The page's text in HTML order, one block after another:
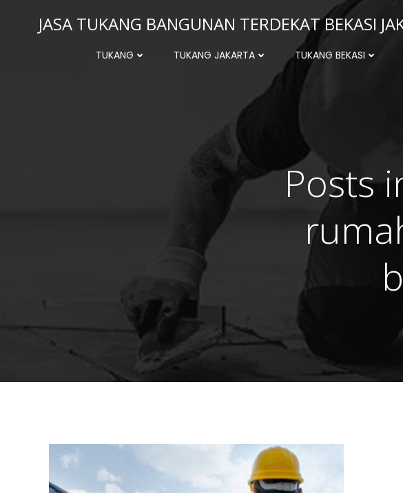
JASA TUKANG BANGUNAN TERDEKAT BEKASI
TUKANG TUKANG JAKARTA TUKANG BEKASI
Posts